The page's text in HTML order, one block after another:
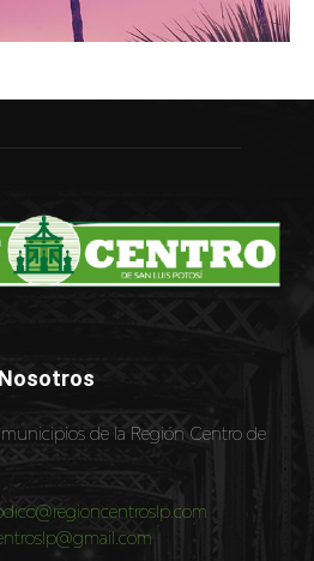
Nosotros
de la Región Centro de